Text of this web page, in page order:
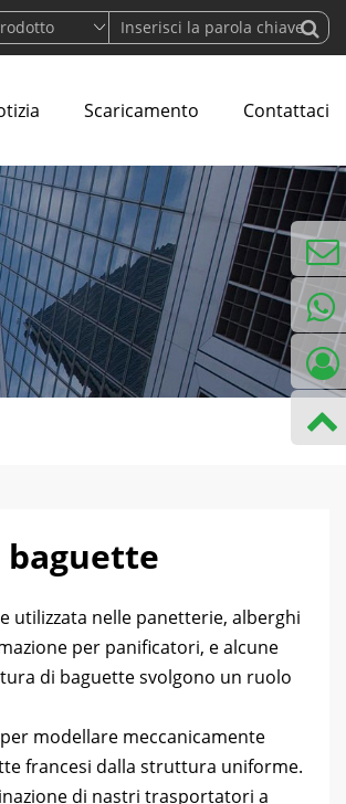
Scaricamento Contattaci
baguette
utilizzata nelle panetterie, alberghi
per panificatori, e alcune
di baguette svolgono un ruolo
modellare meccanicamente
francesi dalla struttura uniforme.
di nastri trasportatori a